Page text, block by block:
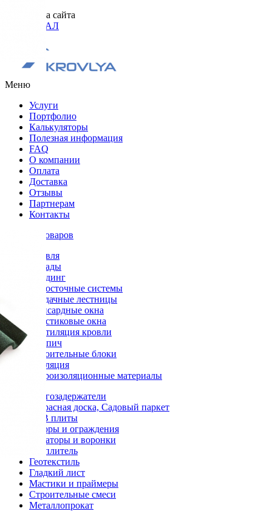
Разработка сайта
ОРИГИНАЛ
Меню
Услуги
Портфолио
Калькуляторы
Полезная информация
FAQ
О компании
Оплата
Доставка
Отзывы
Партнерам
Контакты
Каталог товаров
Кровля
Фасады
Сайдинг
Водосточные системы
Чердачные лестницы
Мансардные окна
Пластиковые окна
Вентиляция кровли
Кирпич
Строительные блоки
Изоляция
Гидроизоляционные материалы
Снегозадержатели
Террасная доска, Садовый паркет
OSB плиты
Заборы и ограждения
Аэраторы и воронки
Утеплитель
Геотекстиль
Гладкий лист
Мастики и праймеры
Строительные смеси
Металлопрокат